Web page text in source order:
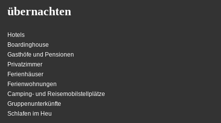
übernachten
Hotels
Boardinghouse
Gasthöfe und Pensionen
Privatzimmer
Ferienhäuser
Ferienwohnungen
Camping- und Reisemobilstellplätze
Gruppenunterkünfte
Schlafen im Heu